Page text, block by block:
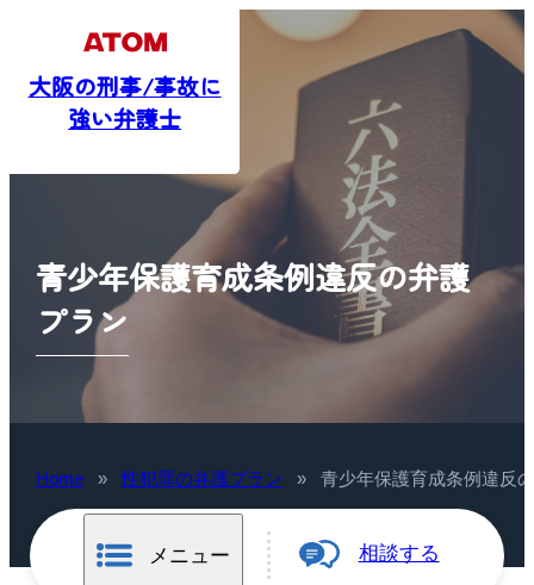
大阪の刑事/事故に
青少年保護育成条例違反の弁護
プラン
Home » 性犯罪の弁護プラン » 青少年保護育成条例違反
メニュー 相談する